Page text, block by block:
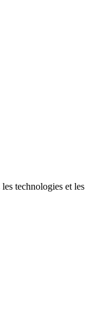
technologies et les